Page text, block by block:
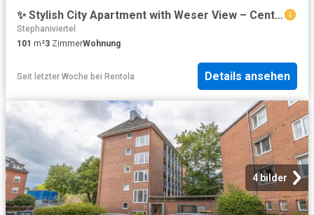
✨ Stylish City Apartment with Weser View – Central Location in Bremen
Stephaniviertel
101 m²3 ZimmerWohnung
Seit letzter Woche bei Rentola Details ansehen
4 bilder